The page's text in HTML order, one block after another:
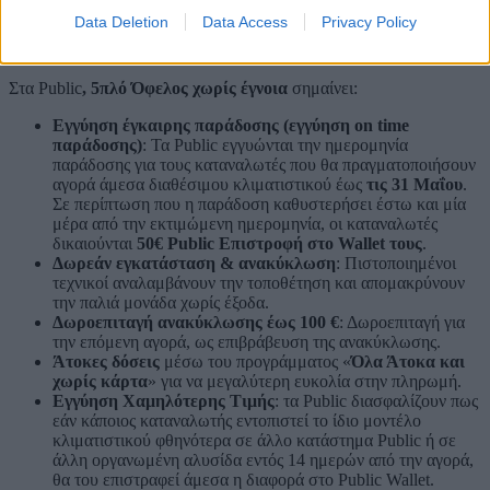
Data Deletion Data Access Privacy Policy
Εγγύηση Χαμηλότερης Τιμής
συνδυασμένα με5πλό όφελοςπου εξασφαλίζει σιγουριά από την
Στα Public, 5πλό Όφελος χωρίς έγνοια σημαίνει:
Εγγύηση έγκαιρης παράδοσης (εγγύηση on time
παράδοσης): Τα Public εγγυώνται την ημερομηνία
παράδοσης για τους καταναλωτές που θα πραγματοποιήσουν
αγορά άμεσα διαθέσιμου κλιματιστικού έως τις 31 Μαΐου.
Σε περίπτωση που η παράδοση καθυστερήσει έστω και μία
μέρα από την εκτιμώμενη ημερομηνία, οι καταναλωτές
δικαιούνται 50€ Public Επιστροφή στο Wallet τους.
Δωρεάν εγκατάσταση & ανακύκλωση: Πιστοποιημένοι
τεχνικοί αναλαμβάνουν την τοποθέτηση και απομακρύνουν
την παλιά μονάδα χωρίς έξοδα.
Δωροεπιταγή ανακύκλωσης έως 100 €: Δωροεπιταγή για
την επόμενη αγορά, ως επιβράβευση της ανακύκλωσης.
Άτοκες δόσεις μέσω του προγράμματος «Όλα Άτοκα και
χωρίς κάρτα» για να μεγαλύτερη ευκολία στην πληρωμή.
Εγγύηση Χαμηλότερης Τιμής: τα Public διασφαλίζουν πως
εάν κάποιος καταναλωτής εντοπιστεί το ίδιο μοντέλο
κλιματιστικού φθηνότερα σε άλλο κατάστημα Public ή σε
άλλη οργανωμένη αλυσίδα εντός 14 ημερών από την αγορά,
θα του επιστραφεί άμεσα η διαφορά στο Public Wallet.